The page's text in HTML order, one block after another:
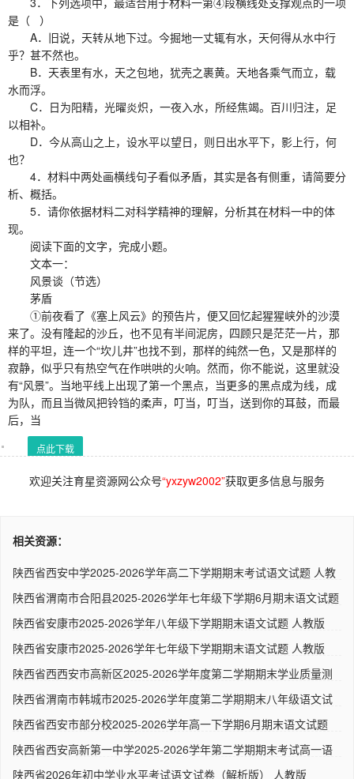
是（ ）
A．旧说，天转从地下过。今掘地一丈辄有水，天何得从水中行
乎？甚不然也。
B．天表里有水，天之包地，犹壳之裹黄。天地各乘气而立，载
水而浮。
C．日为阳精，光曜炎炽，一夜入水，所经焦竭。百川归注，足
以相补。
D．今从高山之上，设水平以望日，则日出水平下，影上行，何
也？
4．材料中两处画横线句子看似矛盾，其实是各有侧重，请简要分
析、概括。
5．请你依据材料二对科学精神的理解，分析其在材料一中的体
现。
阅读下面的文字，完成小题。
文本一：
风景谈（节选）
茅盾
①前夜看了《塞上风云》的预告片，便又回忆起猩猩峡外的沙漠
来了。没有隆起的沙丘，也不见有半间泥房，四顾只是茫茫一片，那
样的平坦，连一个“坎儿井”也找不到，那样的纯然一色，又是那样的
寂静，似乎只有热空气在作哄哄的火响。然而，你不能说，这里就没
有“风景”。当地平线上出现了第一个黑点，当更多的黑点成为线，成
为队，而且当微风把铃铛的柔声，叮当，叮当，送到你的耳鼓，而最
后，当
点此下载
欢迎关注育星资源网公众号“yxzyw2002”获取更多信息与服务
相关资源：
陕西省西安中学2025-2026学年高二下学期期末考试语文试题 人教
陕西省渭南市合阳县2025-2026学年七年级下学期6月期末语文试题
陕西省安康市2025-2026学年八年级下学期期末语文试题 人教版
陕西省安康市2025-2026学年七年级下学期期末语文试题 人教版
陕西省西西安市高新区2025-2026学年度第二学期期末学业质量测
陕西省渭南市韩城市2025-2026学年度第二学期期末八年级语文试
陕西省西安市部分校2025-2026学年高一下学期6月期末语文试题
陕西省西安高新第一中学2025-2026学年第二学期期末考试高一语
陕西省2026年初中学业水平考试语文试卷（解析版） 人教版